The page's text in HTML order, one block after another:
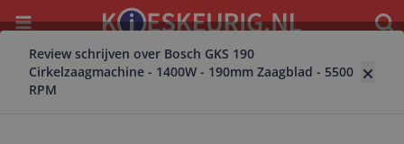
Menu
Terug naar combosets-van-elektrische-gereedschappen
Review schrijven over Bosch GKS 190
Cirkelzaagmachine - 1400W - 190mm Zaagblad - 5500
RPM